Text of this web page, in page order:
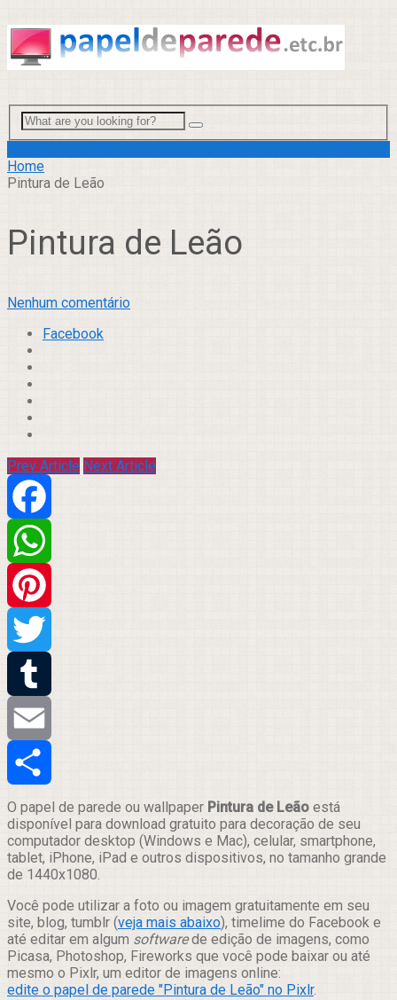
Home
Pintura de Leão
Pintura de Leão
Nenhum comentário
Facebook
Prev Article Next Article
Facebook
WhatsApp
Pinterest
Twitter
Tumblr
Email
Compartilhar
O papel de parede ou wallpaper Pintura de Leão está
disponível para download gratuito para decoração de seu
computador desktop (Windows e Mac), celular, smartphone,
tablet, iPhone, iPad e outros dispositivos, no tamanho grande
de 1440x1080.
Você pode utilizar a foto ou imagem gratuitamente em seu
site, blog, tumblr (veja mais abaixo), timelime do Facebook e
até editar em algum softwarede edição de imagens, como
Picasa, Photoshop, Fireworks que você pode baixar ou até
mesmo o Pixlr, um editor de imagens online:
edite o papel de parede "Pintura de Leão" no Pixlr.